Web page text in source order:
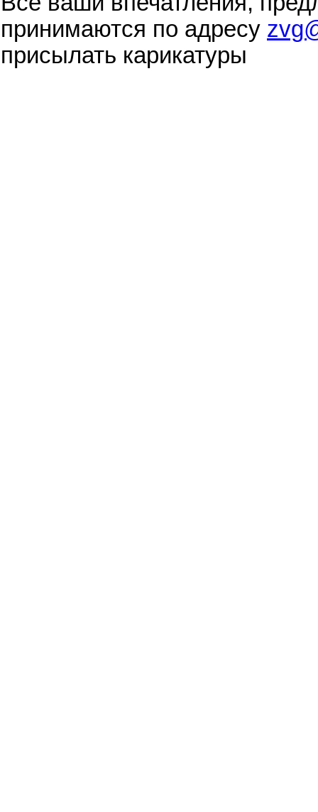
принимаются по адресу
присылать карикатуры